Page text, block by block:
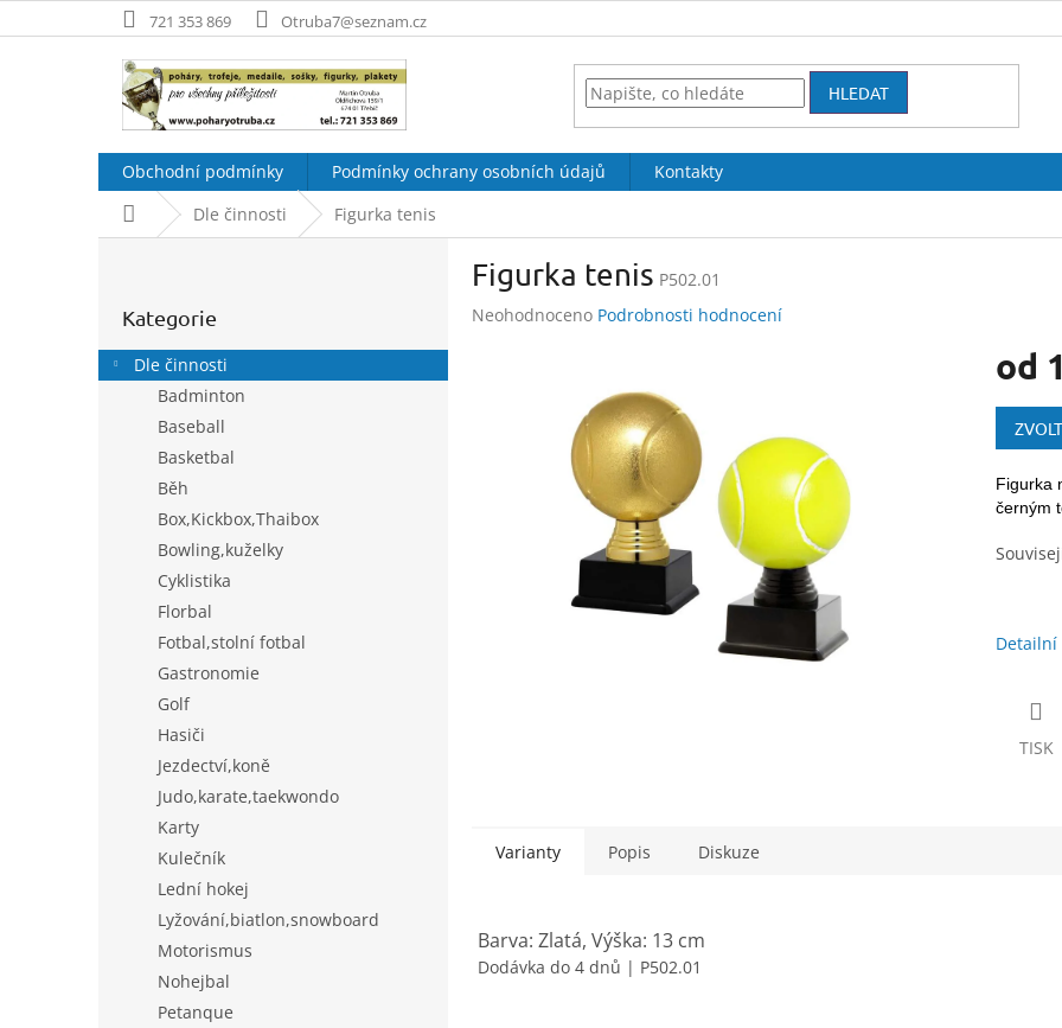
na
721 353 869 Otruba7@seznam.cz
HLEDAT
Obchodní podmínky Podmínky ochrany osobních údajů
Kontakty
Domů Dle činnosti Figurka tenis
r
a
kategorie
Kategorie
Dle činnosti
Badminton
Baseball
Basketbal
Běh
Box,Kickbox,Thaibox
Bowling,kuželky
Cyklistika
Florbal
Fotbal,stolní fotbal
Gastronomie
Golf
Hasiči
Jezdectví,koně
Judo,karate,taekwondo
Karty
Kulečník
Lední hokej
Lyžování,biatlon,snowboard
Motorismus
Nohejbal
Petanque
Figurka tenis P502.01
Průměrné
Neohodnoceno Podrobnosti hodnocení
od
Měrná
cena:
Figurka
černým
TISK
Varianty Popis Diskuze
Barva: Zlatá, Výška: 13 cm
Dodávka do 4 dnů | P502.01